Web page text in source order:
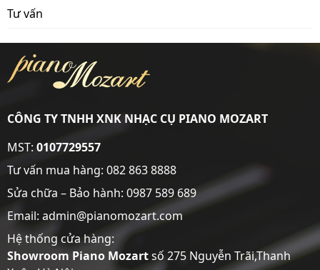
Tư vấn
CÔNG TY TNHH XNK NHẠC CỤ PIANO MOZART
MST:0107729557
Tư vấn mua hàng: 082 863 8888
Sửa chữa – Bảo hành: 0987 589 689
Email: admin@pianomozart.com
Hệ thống cửa hàng:
Showroom Piano Mozartsố 275 Nguyễn Trãi,Thanh